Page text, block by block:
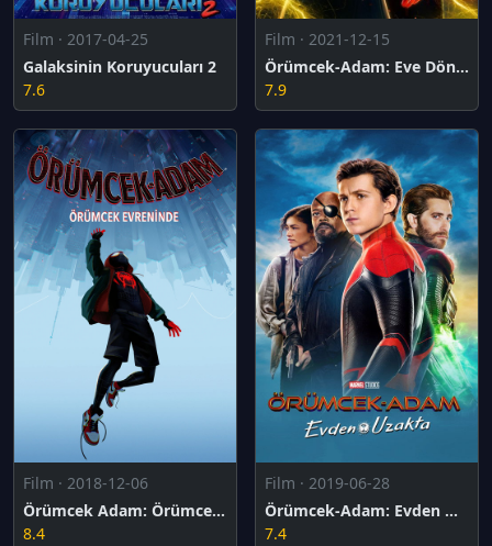
Film · 2017-04-25
Galaksinin Koruyucuları 2
7.6
Film · 2021-12-15
Örümcek-Adam: Eve Dönüş Yok
7.9
Film · 2018-12-06
Örümcek Adam: Örümcek Evreninde
8.4
Film · 2019-06-28
Örümcek-Adam: Evden Uzakta
7.4